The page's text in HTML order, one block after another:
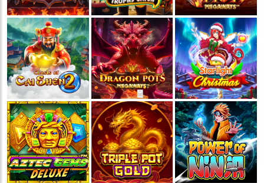
💵
💵
💵
💵
🧨
🧨
🧨
🧨
🪭
🪭
🪭
🪭